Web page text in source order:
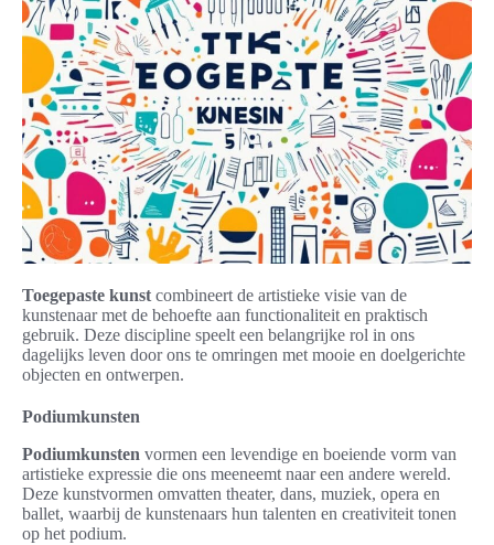
Toegepaste kunst combineert de artistieke visie van de
kunstenaar met de behoefte aan functionaliteit en praktisch
gebruik. Deze discipline speelt een belangrijke rol in ons
dagelijks leven door ons te omringen met mooie en doelgerichte
objecten en ontwerpen.
Podiumkunsten
Podiumkunsten vormen een levendige en boeiende vorm van
artistieke expressie die ons meeneemt naar een andere wereld.
Deze kunstvormen omvatten theater, dans, muziek, opera en
ballet, waarbij de kunstenaars hun talenten en creativiteit tonen
op het podium.